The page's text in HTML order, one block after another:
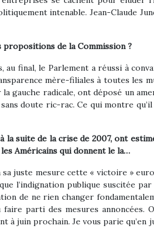
intenable. Jean-Claude
de la Commission ?
final, le Parlement a réussi à
mère-filiales à toutes les
gauche radicale, ont déposé un
doute ric-rac. Ce qui montre
suite de la crise de 2007, ont
Américains qui donnent le la…
juste mesure cette « victoire »
l’indignation publique suscitée par
de ne rien changer
parti des mesures annoncées.
juin prochain. Je vous parie qu’en